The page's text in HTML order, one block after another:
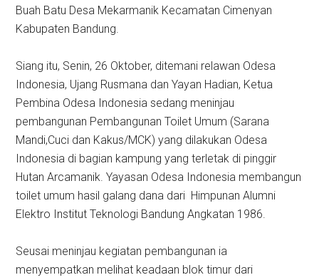
Buah Batu Desa Mekarmanik Kecamatan Cimenyan
Kabupaten Bandung.
Siang itu, Senin, 26 Oktober, ditemani relawan Odesa
Indonesia, Ujang Rusmana dan Yayan Hadian, Ketua
Pembina Odesa Indonesia sedang meninjau
pembangunan Pembangunan Toilet Umum (Sarana
Mandi,Cuci dan Kakus/MCK) yang dilakukan Odesa
Indonesia di bagian kampung yang terletak di pinggir
Hutan Arcamanik. Yayasan Odesa Indonesia membangun
toilet umum hasil galang dana dari Himpunan Alumni
Elektro Institut Teknologi Bandung Angkatan 1986.
Seusai meninjau kegiatan pembangunan ia
menyempatkan melihat keadaan blok timur dari